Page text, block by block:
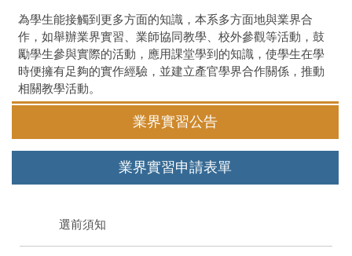
為學生能接觸到更多方面的知識，本系多方面地與業界合
作，如舉辦業界實習、業師協同教學、校外參觀等活動，鼓
勵學生參與實際的活動，應用課堂學到的知識，使學生在學
時便擁有足夠的實作經驗，並建立產官學界合作關係，推動
相關教學活動。
業界實習公告
業界實習申請表單
選前須知